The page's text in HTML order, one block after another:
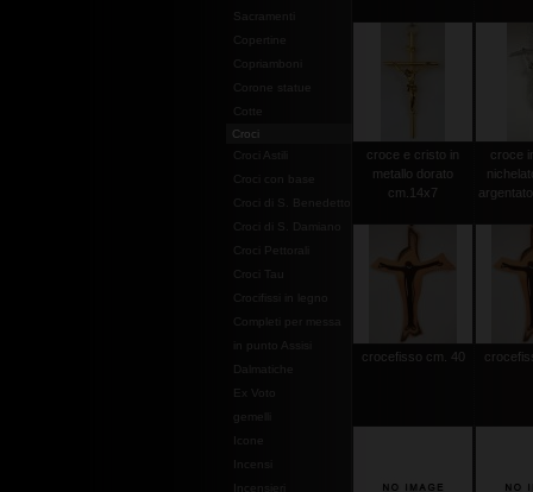
Sacramenti
Copertine
Copriamboni
Corone statue
Cotte
Croci
Croci Astili
Croci con base
Croci di S. Benedetto
Croci di S. Damiano
Croci Pettorali
Croci Tau
Crocifissi in legno
Completi per messa
in punto Assisi
Dalmatiche
Ex Voto
gemelli
croce e cristo in
metallo dorato
cm.14x7
croce
crocefisso cm. 40